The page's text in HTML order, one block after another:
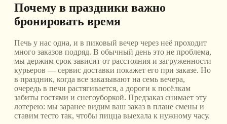
Почему в праздники важно
бронировать время
Печь у нас одна, и в пиковый вечер через неё проходит
много заказов подряд. В обычный день это не проблема,
мы держим срок зависит от расстояния и загруженности
курьеров — сервис доставки покажет его при заказе. Но
в праздник, когда все заказывают на семь вечера,
очередь в печи растягивается, а дороги к посёлкам
забиты гостями и снегоуборкой. Предзаказ снимает эту
лотерею: мы заранее видим ваш заказ в плане смены и
ставим тесто так, чтобы пицца выехала к нужному часу.